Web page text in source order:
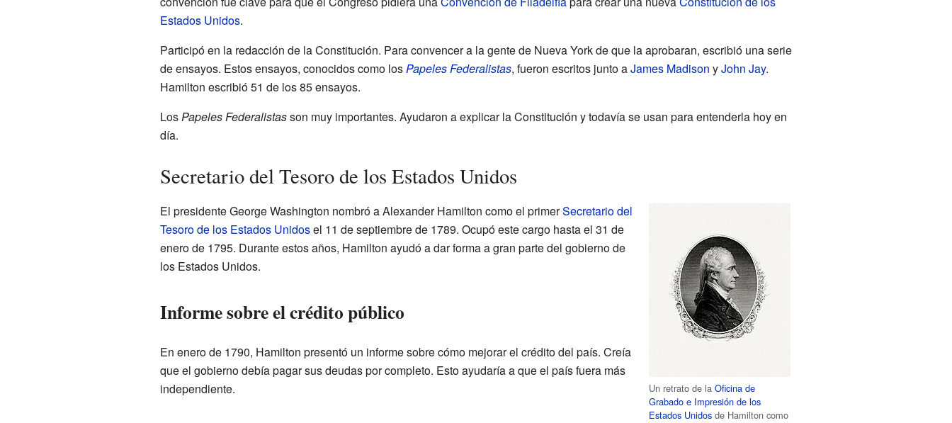
Estados Unidos.
Participó en la redacción de la Constitución. Para convencer a la gente de Nueva York de que la aprobaran, escribió una serie
de ensayos. Estos ensayos, conocidos como losPapeles Federalistas, fueron escritos junto aJames Madison yJohn Jay.
Hamilton escribió 51 de los 85 ensayos.
LosPapeles Federalistasson muy importantes. Ayudaron a explicar la Constitución y todavía se usan para entenderla hoy en
día.
Secretario del Tesoro de los Estados Unidos
Un retrato de laOficina de
Grabado e Impresión de los
Estados Unidos de Hamilton como
El presidente George Washington nombró a Alexander Hamilton como el primerSecretario del
Tesoro de los Estados Unidosel 11 de septiembre de 1789. Ocupó este cargo hasta el 31 de
enero de 1795. Durante estos años, Hamilton ayudó a dar forma a gran parte del gobierno de
los Estados Unidos.
Informe sobre el crédito público
En enero de 1790, Hamilton presentó un informe sobre cómo mejorar el crédito del país. Creía
que el gobierno debía pagar sus deudas por completo. Esto ayudaría a que el país fuera más
independiente.